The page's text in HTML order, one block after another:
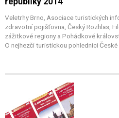
Veletrhy Brno, Asociace turistických
zdravotní pojišťovna, Český Rozhlas,
zážitkové regiony a Pohádkové
O nejhezčí turistickou pohlednici České